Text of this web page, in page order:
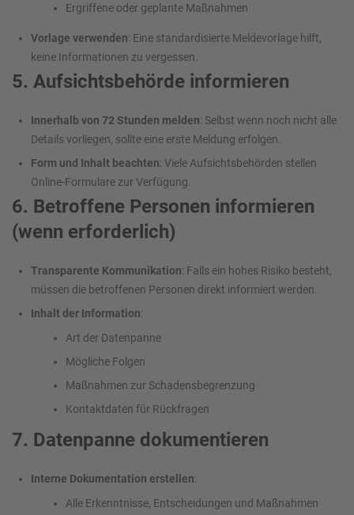
Ergriffene oder geplante Maßnahmen
Vorlage verwenden: Eine standardisierte Meldevorlage hilft,
keine Informationen zu vergessen.
5. Aufsichtsbehörde informieren
Innerhalb von 72 Stunden melden: Selbst wenn noch nicht alle
Details vorliegen, sollte eine erste Meldung erfolgen.
Form und Inhalt beachten: Viele Aufsichtsbehörden stellen
Online-Formulare zur Verfügung.
6. Betroffene Personen informieren
(wenn erforderlich)
Transparente Kommunikation: Falls ein hohes Risiko besteht,
müssen die betroffenen Personen direkt informiert werden.
Inhalt der Information:
Art der Datenpanne
Mögliche Folgen
Maßnahmen zur Schadensbegrenzung
Kontaktdaten für Rückfragen
7. Datenpanne dokumentieren
Interne Dokumentation erstellen:
Alle Erkenntnisse, Entscheidungen und Maßnahmen